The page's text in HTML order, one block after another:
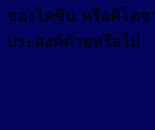
ของไคซิน หรือคีโตซ
ประสงค์ด้วยหรือไม่